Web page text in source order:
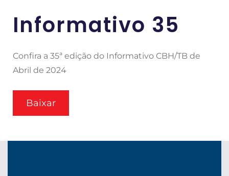
Informativo 35
Confira a 35ª edição do Informativo CBH/TB de
Abril de 2024
Baixar